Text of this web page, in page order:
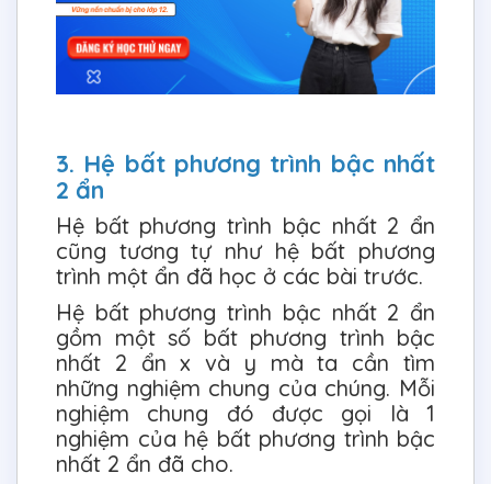
3. Hệ bất phương trình bậc nhất
2 ẩn
Hệ bất phương trình bậc nhất 2 ẩn
cũng tương tự như hệ bất phương
trình một ẩn đã học ở các bài trước.
Hệ bất phương trình bậc nhất 2 ẩn
gồm một số bất phương trình bậc
nhất 2 ẩn x và y mà ta cần tìm
những nghiệm chung của chúng. Mỗi
nghiệm chung đó được gọi là 1
nghiệm của hệ bất phương trình bậc
nhất 2 ẩn đã cho.